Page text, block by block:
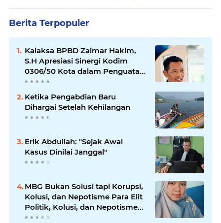
Berita Terpopuler
Kalaksa BPBD Zaimar Hakim,
S.H Apresiasi Sinergi Kodim
0306/50 Kota dalam Penguatan
Mitigasi dan Penanganan
Bencana
Ketika Pengabdian Baru
Dihargai Setelah Kehilangan
Erik Abdullah: "Sejak Awal
Kasus Dinilai Janggal"
MBG Bukan Solusi tapi Korupsi,
Kolusi, dan Nepotisme Para Elit
Politik, Kolusi, dan Nepotisme
Para Elit Politik